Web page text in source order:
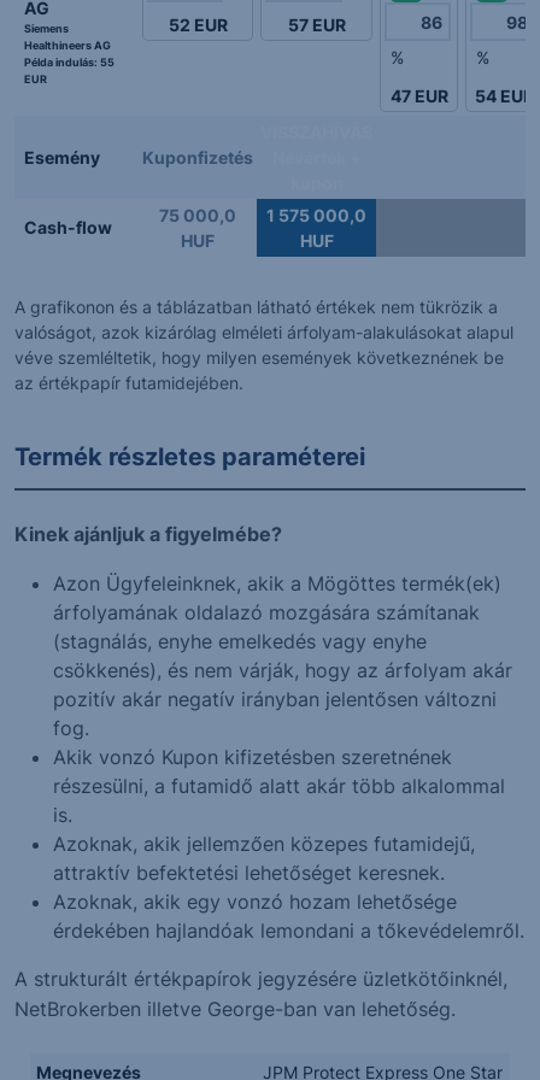
AG
Siemens
Healthineers AG
Példa indulás: 55
EUR
52 EUR 57 EUR
%
47 EUR
%
54 EUR
Esemény Kuponfizetés
Cash-flow
75 000,0
HUF
1 575 000,0
HUF
A grafikonon és a táblázatban látható értékek nem tükrözik a
valóságot, azok kizárólag elméleti árfolyam-alakulásokat alapul
véve szemléltetik, hogy milyen események következnének be
az értékpapír futamidejében.
Termék részletes paraméterei
Kinek ajánljuk a figyelmébe?
Azon Ügyfeleinknek, akik a Mögöttes termék(ek)
árfolyamának oldalazó mozgására számítanak
(stagnálás, enyhe emelkedés vagy enyhe
csökkenés), és nem várják, hogy az árfolyam akár
pozitív akár negatív irányban jelentősen változni
fog.
Akik vonzó Kupon kifizetésben szeretnének
részesülni, a futamidő alatt akár több alkalommal
is.
Azoknak, akik jellemzően közepes futamidejű,
attraktív befektetési lehetőséget keresnek.
Azoknak, akik egy vonzó hozam lehetősége
érdekében hajlandóak lemondani a tőkevédelemről.
A strukturált értékpapírok jegyzésére üzletkötőinknél,
NetBrokerben illetve George-ban van lehetőség.
Megnevezés JPM Protect Express One Star